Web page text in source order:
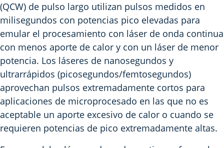
(QCW) de pulso largo utilizan pulsos medidos en
milisegundos con potencias pico elevadas para
emular el procesamiento con láser de onda continua
con menos aporte de calor y con un láser de menor
potencia. Los láseres de nanosegundos y
ultrarrápidos (picosegundos/femtosegundos)
aprovechan pulsos extremadamente cortos para
aplicaciones de microprocesado en las que no es
aceptable un aporte excesivo de calor o cuando se
requieren potencias de pico extremadamente altas.